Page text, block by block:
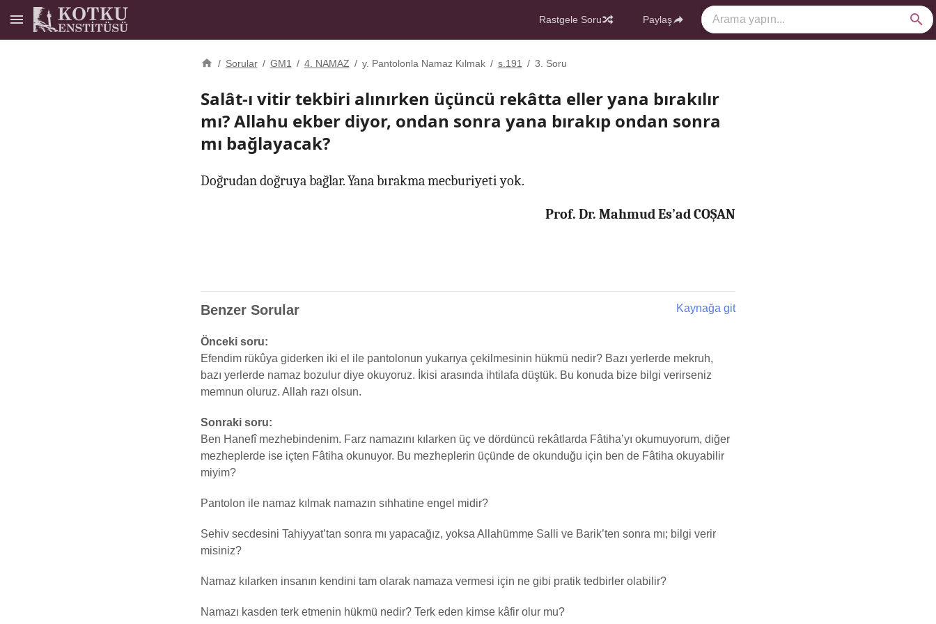
Rastgele Soru Paylaş
/ Sorular / GM1 / 4. NAMAZ / y. Pantolonla Namaz Kılmak / s.191 / 3. Soru
Salât-ı vitir tekbiri alınırken üçüncü rekâtta eller yana bırakılır
mı? Allahu ekber diyor, ondan sonra yana bırakıp ondan sonra
mı bağlayacak?
Doğrudan doğruya bağlar. Yana bırakma mecburiyeti yok.
Prof. Dr. Mahmud Es’ad COŞAN
Benzer Sorular Kaynağa git
Önceki soru:
Efendim rükûya giderken iki el ile pantolonun yukarıya çekilmesinin hükmü nedir? Bazı yerlerde mekruh,
bazı yerlerde namaz bozulur diye okuyoruz. İkisi arasında ihtilafa düştük. Bu konuda bize bilgi verirseniz
memnun oluruz. Allah razı olsun.
Sonraki soru:
Ben Hanefî mezhebindenim. Farz namazını kılarken üç ve dördüncü rekâtlarda Fâtiha’yı okumuyorum, diğer
mezheplerde ise içten Fâtiha okunuyor. Bu mezheplerin üçünde de okunduğu için ben de Fâtiha okuyabilir
miyim?
Pantolon ile namaz kılmak namazın sıhhatine engel midir?
Sehiv secdesini Tahiyyat’tan sonra mı yapacağız, yoksa Allahümme Salli ve Barik’ten sonra mı; bilgi verir
misiniz?
Namaz kılarken insanın kendini tam olarak namaza vermesi için ne gibi pratik tedbirler olabilir?
Namazı kasden terk etmenin hükmü nedir? Terk eden kimse kâfir olur mu?